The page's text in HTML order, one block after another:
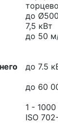
до
7,5 кВт
до 50
до 7.5
до 60
1 -
ISO